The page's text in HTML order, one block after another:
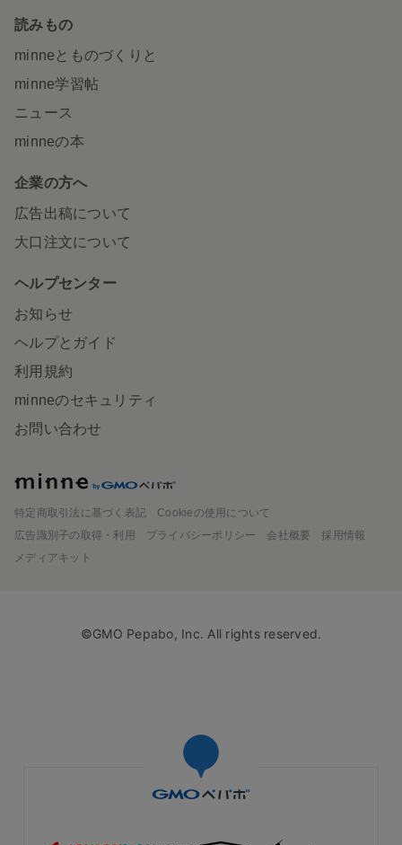
読みもの
minneとものづくりと
minne学習帖
ニュース
minneの本
企業の方へ
広告出稿について
大口注文について
ヘルプセンター
お知らせ
ヘルプとガイド
利用規約
minneのセキュリティ
お問い合わせ
特定商取引法に基づく表記
Cookieの使用について
広告識別子の取得・利用
プライバシーポリシー 会社概要
採用情報
メディアキット
©GMO Pepabo, Inc. All rights reserved.